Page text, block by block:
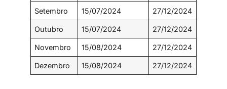
Setembro 15/07/2024 27/12/2024
Outubro 15/07/2024 27/12/2024
Novembro 15/08/2024 27/12/2024
Dezembro 15/08/2024 27/12/2024